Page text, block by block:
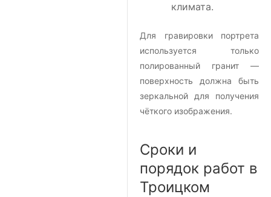
климата.
Для гравировки портрета
используется только
полированный гранит —
поверхность должна быть
зеркальной для получения
чёткого изображения.
Сроки и
порядок работ в
Троицком